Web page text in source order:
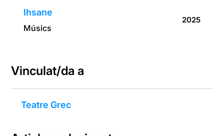
Ihsane
Músics
2025
Vinculat/da a
Teatre Grec